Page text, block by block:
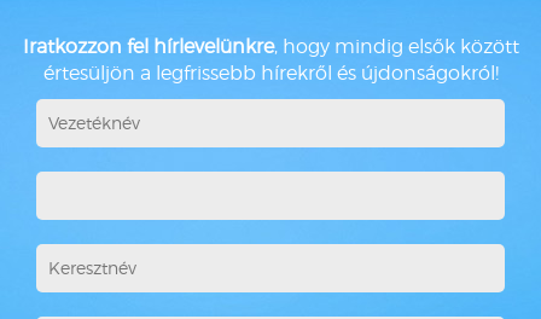
Iratkozzon fel hírlevelünkre, hogy mindig elsők között
értesüljön a legfrissebb hírekről és újdonságokról!